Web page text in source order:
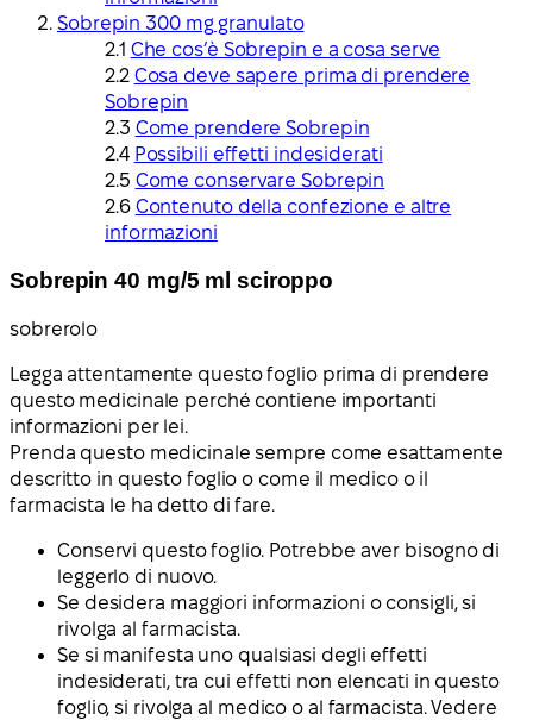
Sobrepin 300 mg granulato
Che cos’è Sobrepin e a cosa serve
Cosa deve sapere prima di prendere
Sobrepin
Come prendere Sobrepin
Possibili effetti indesiderati
Come conservare Sobrepin
Contenuto della confezione e altre
informazioni
Sobrepin 40 mg/5 ml sciroppo
sobrerolo
Legga attentamente questo foglio prima di prendere
questo medicinale perché contiene importanti
informazioni per lei.
Prenda questo medicinale sempre come esattamente
descritto in questo foglio o come il medico o il
farmacista le ha detto di fare.
Conservi questo foglio. Potrebbe aver bisogno di
leggerlo di nuovo.
Se desidera maggiori informazioni o consigli, si
rivolga al farmacista.
Se si manifesta uno qualsiasi degli effetti
indesiderati, tra cui effetti non elencati in questo
foglio, si rivolga al medico o al farmacista. Vedere